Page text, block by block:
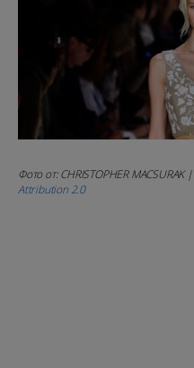
Фото от: CHRISTOPHER
Attribution 2.0